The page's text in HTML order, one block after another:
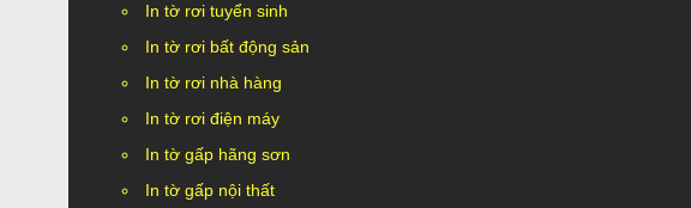
In tờ rơi tuyển sinh
In tờ rơi bất động sản
In tờ rơi nhà hàng
In tờ rơi điện máy
In tờ gấp hãng sơn
In tờ gấp nội thất